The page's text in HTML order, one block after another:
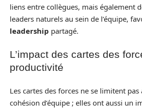
liens entre collègues, mais également
leaders naturels au sein de l’équipe,
leadership partagé.
L’impact des cartes des
productivité
Les cartes des forces ne se limitent
cohésion d’équipe ; elles ont aussi un